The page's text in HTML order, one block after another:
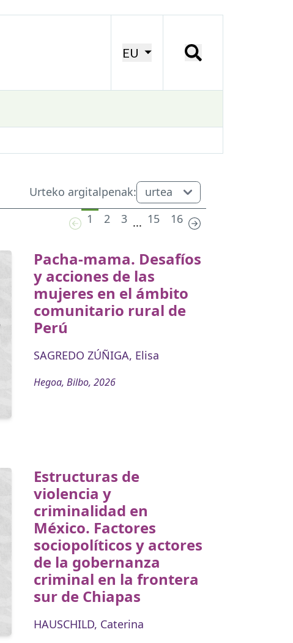
EU
Urteko argitalpenak:
1 2 3 ... 15 16
Pacha-mama. Desafíos
y acciones de las
mujeres en el ámbito
comunitario rural de
Perú
SAGREDO ZÚÑIGA, Elisa
Hegoa, Bilbo, 2026
Estructuras de
violencia y
criminalidad en
México. Factores
sociopolíticos y actores
de la gobernanza
criminal en la frontera
sur de Chiapas
HAUSCHILD, Caterina